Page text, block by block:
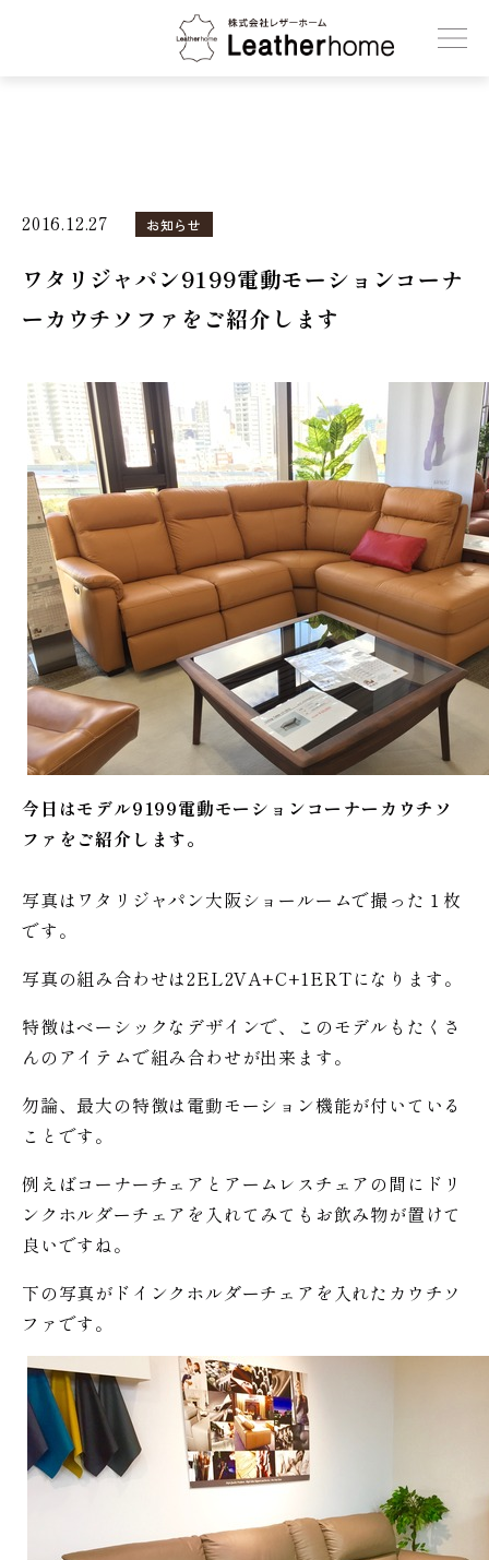
株式会社レザーホーム
2016.12.27 お知らせ
ワタリジャパン9199電動モーションコーナ
ーカウチソファをご紹介します
今日はモデル9199電動モーションコーナーカウチソ
ファをご紹介します。
写真はワタリジャパン大阪ショールームで撮った１枚
です。
写真の組み合わせは2EL2VA+C+1ERTになります。
特徴はベーシックなデザインで、このモデルもたくさ
んのアイテムで組み合わせが出来ます。
勿論、最大の特徴は電動モーション機能が付いている
ことです。
例えばコーナーチェアとアームレスチェアの間にドリ
ンクホルダーチェアを入れてみてもお飲み物が置けて
良いですね。
下の写真がドインクホルダーチェアを入れたカウチソ
ファです。